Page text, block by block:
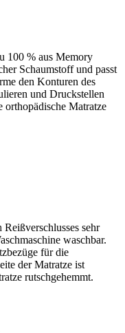
100 % aus Memory
Schaumstoff und passt
den Konturen des
und Druckstellen
orthopädische Matratze
sehr
waschbar.
für die
der Matratze ist
rutschgehemmt.